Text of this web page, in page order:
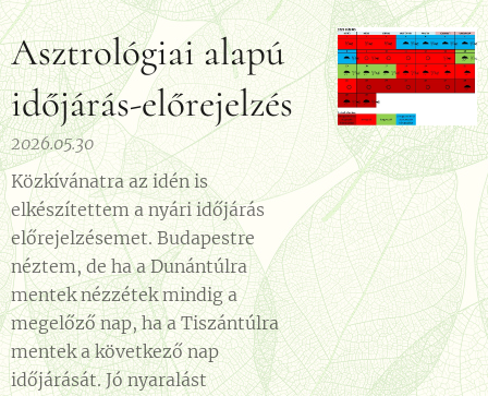
Asztrológiai alapú
időjárás-előrejelzés
2026.05.30
Közkívánatra az idén is
elkészítettem a nyári időjárás
előrejelzésemet. Budapestre
néztem, de ha a Dunántúlra
mentek nézzétek mindig a
megelőző nap, ha a Tiszántúlra
mentek a következő nap
időjárását. Jó nyaralást